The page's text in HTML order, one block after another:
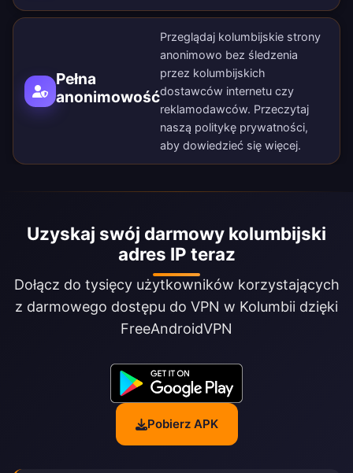
Pełna
anonimowość
Przeglądaj kolumbijskie strony
anonimowo bez śledzenia
przez kolumbijskich
dostawców internetu czy
reklamodawców. Przeczytaj
naszą politykę prywatności,
aby dowiedzieć się więcej.
Uzyskaj swój darmowy kolumbijski
adres IP teraz
Dołącz do tysięcy użytkowników korzystających
z darmowego dostępu do VPN w Kolumbii dzięki
FreeAndroidVPN
Pobierz APK